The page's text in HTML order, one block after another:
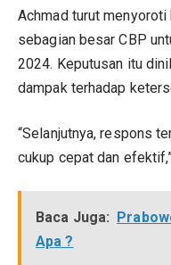
Achmad turut
sebagian besar CBP
2024. Keputusan itu
dampak terhadap
“Selanjutnya, respons
cukup cepat dan
Baca Juga:
Apa ?